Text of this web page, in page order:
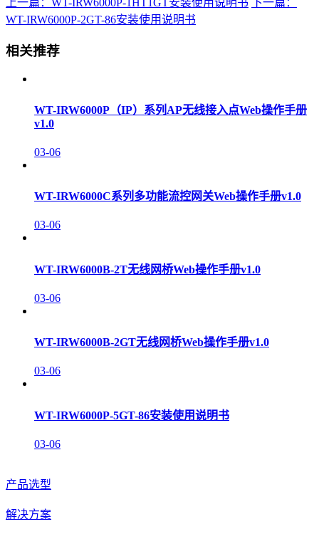
WT-IRW6000P-2GT-86安装使用说明书
相关推荐
WT-IRW6000P（IP）系列AP无线接入点Web操作手册
v1.0
03-06
WT-IRW6000C系列多功能流控网关Web操作手册v1.0
03-06
WT-IRW6000B-2T无线网桥Web操作手册v1.0
03-06
WT-IRW6000B-2GT无线网桥Web操作手册v1.0
03-06
WT-IRW6000P-5GT-86安装使用说明书
03-06
产品选型
解决方案